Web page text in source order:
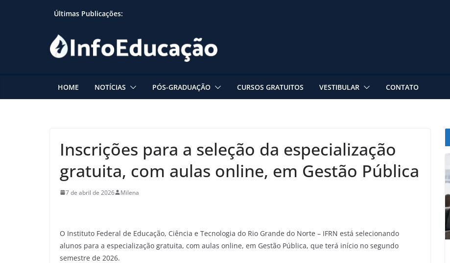
Últimas Publicações:
HOME NOTÍCIAS PÓS-GRADUAÇÃO CURSOS GRATUITOS VESTIBULAR CONTATO
Inscrições para a seleção da especialização
gratuita, com aulas online, em Gestão Pública
7 de abril de 2026 Milena
O Instituto Federal de Educação, Ciência e Tecnologia do Rio Grande do Norte – IFRN está selecionando
alunos para a especialização gratuita, com aulas online, em Gestão Pública, que terá início no segundo
semestre de 2026.